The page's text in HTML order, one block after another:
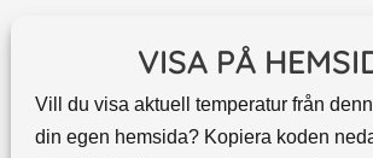
VISA PÅ
Vill du visa aktuell temperatur från
din egen hemsida? Kopiera koden